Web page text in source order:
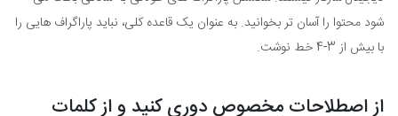
شود محتوا را آسان تر بخوانید. به عنوان یک قاعده کلی، نباید پاراگراف هایی را
با بیش از 3-4 خط نوشت.
از اصطلاحات مخصوص دوری کنید و از کلمات